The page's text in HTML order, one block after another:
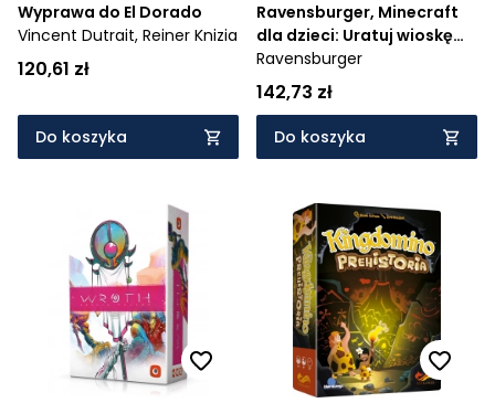
Wyprawa do El Dorado
Vincent Dutrait, Reiner Knizia
120,61 zł
Do koszyka
Ravensburger, Minecraft
dla dzieci: Uratuj wioskę
(20936) - Wiek: 7+
Ravensburger
142,73 zł
Do koszyka